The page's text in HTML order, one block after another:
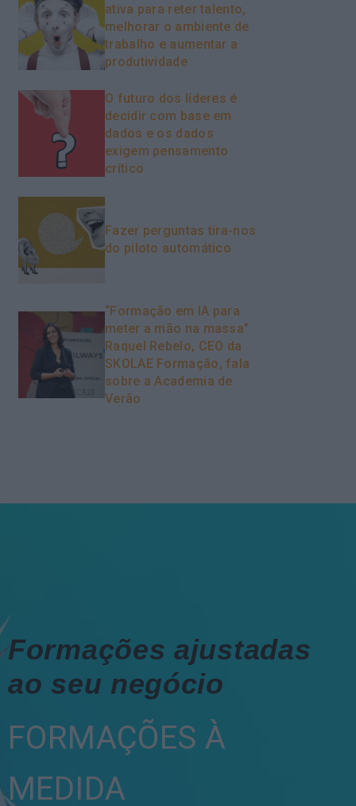
ativa para reter talento,
melhorar o ambiente de
trabalho e aumentar a
produtividade
O futuro dos líderes é
decidir com base em
dados e os dados
exigem pensamento
crítico
Fazer perguntas tira-nos
do piloto automático
“Formação em IA para
meter a mão na massa”
Raquel Rebelo, CEO da
SKOLAE Formação, fala
sobre a Academia de
Verão
Formações ajustadas
ao seu negócio
FORMAÇÕES À
MEDIDA